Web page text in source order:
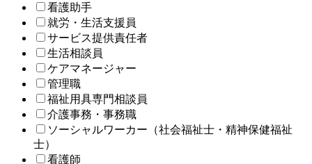
看護助手
就労・生活支援員
サービス提供責任者
生活相談員
ケアマネージャー
管理職
福祉用具専門相談員
介護事務・事務職
ソーシャルワーカー（社会福祉士・精神保健福祉
士）
看護師